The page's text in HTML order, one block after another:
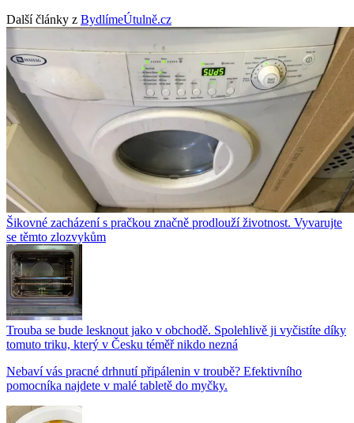
Další články z BydlímeÚtulně.cz
Šikovné zacházení s pračkou značně prodlouží životnost. Vyvarujte
se těmto zlozvykům
Trouba se bude lesknout jako v obchodě. Spolehlivě ji vyčistíte díky
tomuto triku, který v Česku téměř nikdo nezná
Nebaví vás pracné drhnutí připálenin v troubě? Efektivního
pomocníka najdete v malé tabletě do myčky.